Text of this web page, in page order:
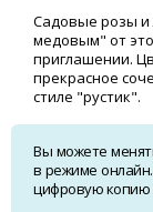
Садовые розы и
медовым" от
приглашении.
прекрасное
стиле "рустик".
Вы можете
в режиме
цифровую копию